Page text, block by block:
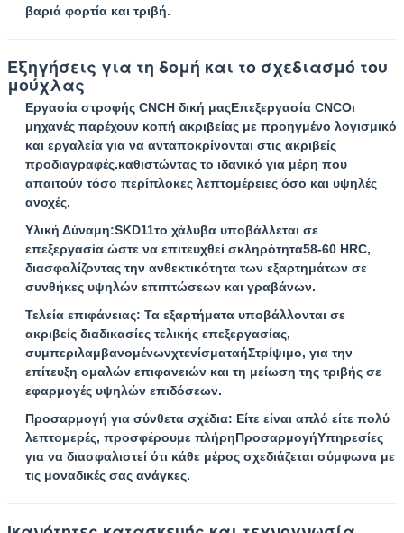
βαριά φορτία και τριβή.
Εξηγήσεις για τη δομή και το σχεδιασμό του
μούχλας
Εργασία στροφής CNCΗ δική μαςΕπεξεργασία CNCΟι
μηχανές παρέχουν κοπή ακριβείας με προηγμένο λογισμικό
και εργαλεία για να ανταποκρίνονται στις ακριβείς
προδιαγραφές.καθιστώντας το ιδανικό για μέρη που
απαιτούν τόσο περίπλοκες λεπτομέρειες όσο και υψηλές
ανοχές.
Υλική Δύναμη:SKD11το χάλυβα υποβάλλεται σε
επεξεργασία ώστε να επιτευχθεί σκληρότητα58-60 HRC,
διασφαλίζοντας την ανθεκτικότητα των εξαρτημάτων σε
συνθήκες υψηλών επιπτώσεων και γραβάνων.
Τελεία επιφάνειας: Τα εξαρτήματα υποβάλλονται σε
ακριβείς διαδικασίες τελικής επεξεργασίας,
συμπεριλαμβανομένωνχτενίσματαήΣτρίψιμο, για την
επίτευξη ομαλών επιφανειών και τη μείωση της τριβής σε
εφαρμογές υψηλών επιδόσεων.
Προσαρμογή για σύνθετα σχέδια: Είτε είναι απλό είτε πολύ
λεπτομερές, προσφέρουμε πλήρηΠροσαρμογήΥπηρεσίες
για να διασφαλιστεί ότι κάθε μέρος σχεδιάζεται σύμφωνα με
τις μοναδικές σας ανάγκες.